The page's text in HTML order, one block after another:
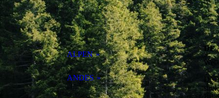
ALPEN
AU - Berliner Höhenweg
ANDES
DE
De